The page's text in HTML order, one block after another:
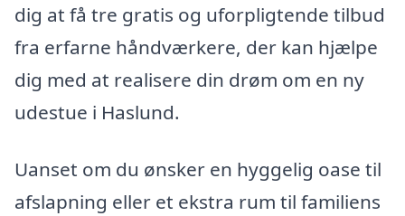
dig at få tre gratis og uforpligtende tilbud
fra erfarne håndværkere, der kan hjælpe
dig med at realisere din drøm om en ny
udestue i Haslund.
Uanset om du ønsker en hyggelig oase til
afslapning eller et ekstra rum til familiens